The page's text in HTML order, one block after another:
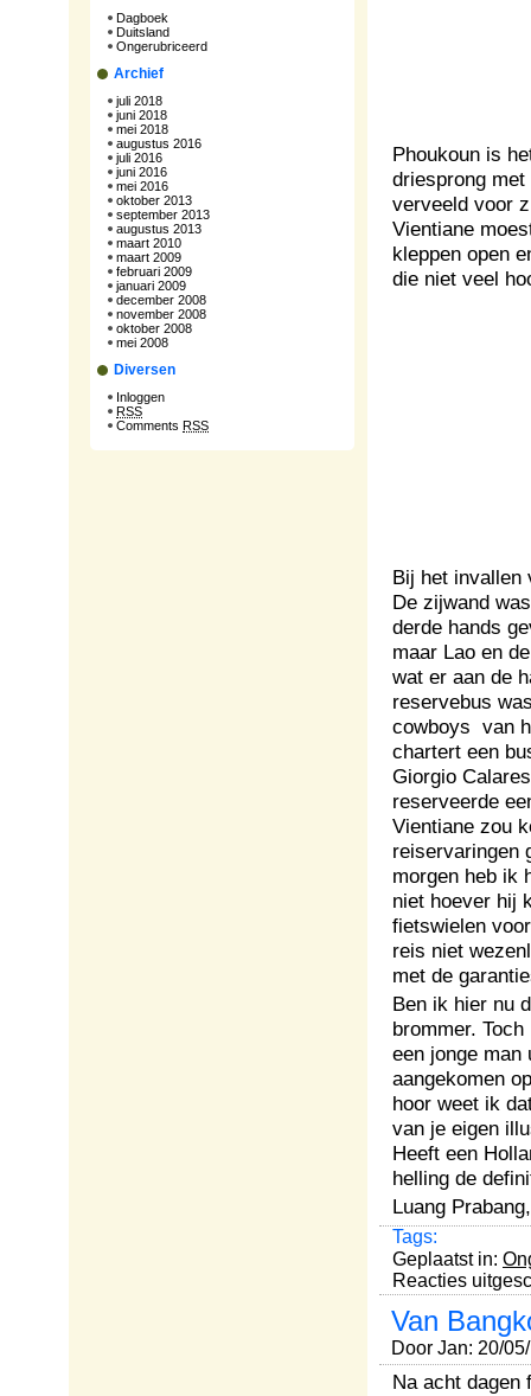
Dagboek
Duitsland
Ongerubriceerd
Archief
juli 2018
juni 2018
mei 2018
augustus 2016
juli 2016
juni 2016
mei 2016
oktober 2013
september 2013
augustus 2013
maart 2010
maart 2009
februari 2009
januari 2009
december 2008
november 2008
oktober 2008
mei 2008
Diversen
Inloggen
RSS
Comments RSS
Phoukoun is
driesprong
verveeld voor
Vientiane
kleppen open
die niet veel
Bij het invallen
De zijwand
derde hands
maar Lao en
wat er aan de
reservebus
cowboys van
chartert een
Giorgio
reserveerde
Vientiane zou
reiservaringen
morgen heb ik
niet hoever hij
fietswielen
reis niet
met de
Ben ik hier nu
brommer.
een jonge man
aangekomen
hoor weet ik
van je eigen
Heeft een
helling de
Luang
Tags:
Geplaatst in:
Reacties
Van
Door Jan: 20/
Na acht dagen